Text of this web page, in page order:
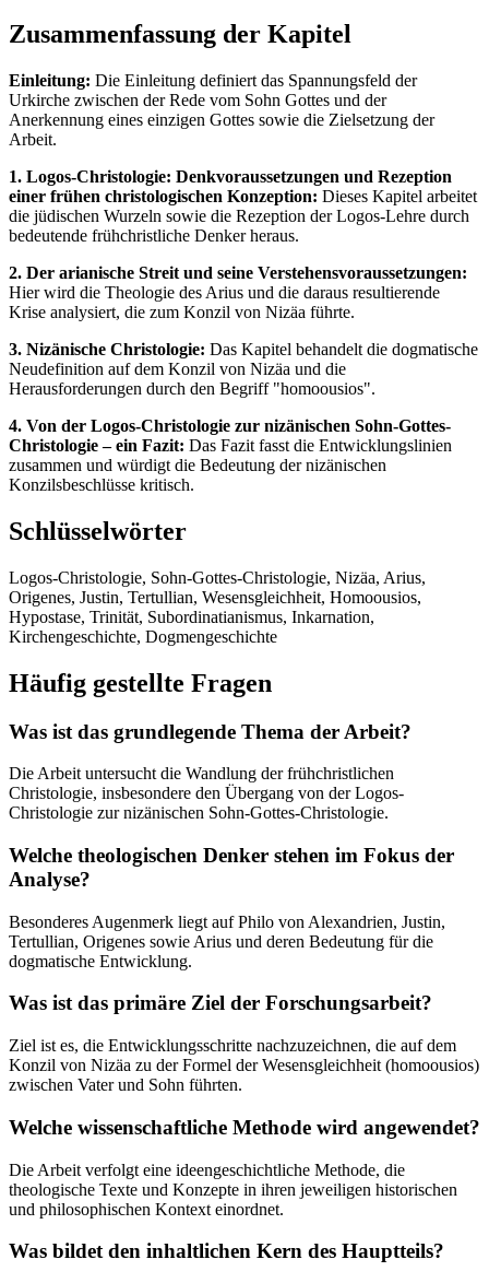
Zusammenfassung der Kapitel
Einleitung: Die Einleitung definiert das Spannungsfeld der
Urkirche zwischen der Rede vom Sohn Gottes und der
Anerkennung eines einzigen Gottes sowie die Zielsetzung der
Arbeit.
1. Logos-Christologie: Denkvoraussetzungen und Rezeption
einer frühen christologischen Konzeption: Dieses Kapitel arbeitet
die jüdischen Wurzeln sowie die Rezeption der Logos-Lehre durch
bedeutende frühchristliche Denker heraus.
2. Der arianische Streit und seine Verstehensvoraussetzungen:
Hier wird die Theologie des Arius und die daraus resultierende
Krise analysiert, die zum Konzil von Nizäa führte.
3. Nizänische Christologie: Das Kapitel behandelt die dogmatische
Neudefinition auf dem Konzil von Nizäa und die
Herausforderungen durch den Begriff "homoousios".
4. Von der Logos-Christologie zur nizänischen Sohn-Gottes-
Christologie – ein Fazit: Das Fazit fasst die Entwicklungslinien
zusammen und würdigt die Bedeutung der nizänischen
Konzilsbeschlüsse kritisch.
Schlüsselwörter
Logos-Christologie, Sohn-Gottes-Christologie, Nizäa, Arius,
Origenes, Justin, Tertullian, Wesensgleichheit, Homoousios,
Hypostase, Trinität, Subordinatianismus, Inkarnation,
Kirchengeschichte, Dogmengeschichte
Häufig gestellte Fragen
Was ist das grundlegende Thema der Arbeit?
Die Arbeit untersucht die Wandlung der frühchristlichen
Christologie, insbesondere den Übergang von der Logos-
Christologie zur nizänischen Sohn-Gottes-Christologie.
Welche theologischen Denker stehen im Fokus der
Analyse?
Besonderes Augenmerk liegt auf Philo von Alexandrien, Justin,
Tertullian, Origenes sowie Arius und deren Bedeutung für die
dogmatische Entwicklung.
Was ist das primäre Ziel der Forschungsarbeit?
Ziel ist es, die Entwicklungsschritte nachzuzeichnen, die auf dem
Konzil von Nizäa zu der Formel der Wesensgleichheit (homoousios)
zwischen Vater und Sohn führten.
Welche wissenschaftliche Methode wird angewendet?
Die Arbeit verfolgt eine ideengeschichtliche Methode, die
theologische Texte und Konzepte in ihren jeweiligen historischen
und philosophischen Kontext einordnet.
Was bildet den inhaltlichen Kern des Hauptteils?